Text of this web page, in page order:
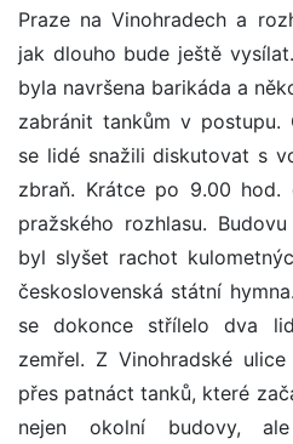
Praze na Vinohradech a
jak dlouho bude ještě
byla navršena barikáda a
zabránit tankům v postupu.
se lidé snažili diskutovat s
zbraň. Krátce po 9.00 hod.
pražského rozhlasu.
byl slyšet rachot
československá státní
se dokonce střílelo dva
zemřel. Z Vinohradské
přes patnáct tanků, které
nejen okolní budovy,